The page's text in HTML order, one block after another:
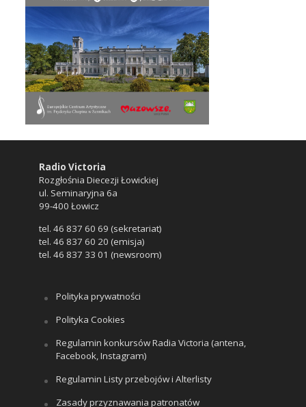
Radio Victoria
Rozgłośnia Diecezji Łowickiej
ul. Seminaryjna 6a
99-400 Łowicz
tel. 46 837 60 69 (sekretariat)
tel. 46 837 60 20 (emisja)
tel. 46 837 33 01 (newsroom)
Polityka prywatności
Polityka Cookies
Regulamin konkursów Radia Victoria (antena,
Facebook, Instagram)
Regulamin Listy przebojów i Alterlisty
Zasady przyznawania patronatów